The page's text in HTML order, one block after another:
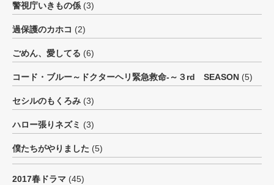
警視庁いきもの係 (3)
過保護のカホコ (2)
ごめん、愛してる (6)
コード・ブルー～ドクターヘリ緊急救命-～３rd SEASON (5)
セシルのもくろみ (3)
ハロー張りネズミ (3)
僕たちがやりました (5)
2017春ドラマ (45)